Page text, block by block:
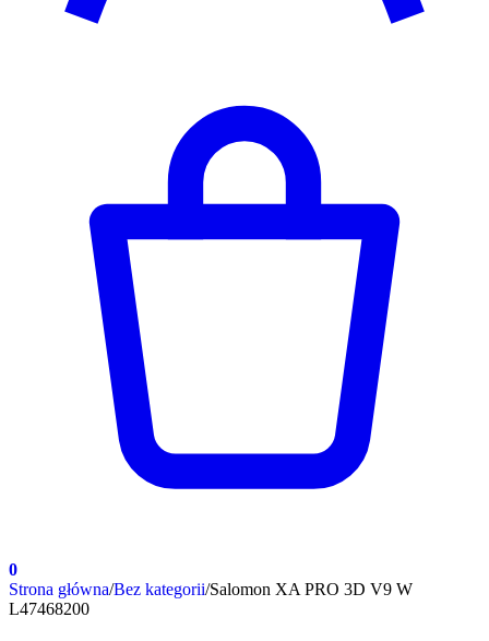
0
Strona główna/Bez kategorii/Salomon XA PRO 3D V9 W
L47468200